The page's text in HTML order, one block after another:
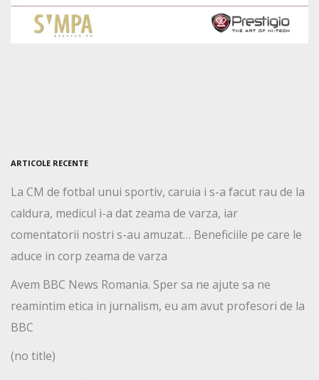
ARTICOLE RECENTE
La CM de fotbal unui sportiv, caruia i s-a facut rau de la
caldura, medicul i-a dat zeama de varza, iar
comentatorii nostri s-au amuzat… Beneficiile pe care le
aduce in corp zeama de varza
Avem BBC News Romania. Sper sa ne ajute sa ne
reamintim etica in jurnalism, eu am avut profesori de la
BBC
(no title)